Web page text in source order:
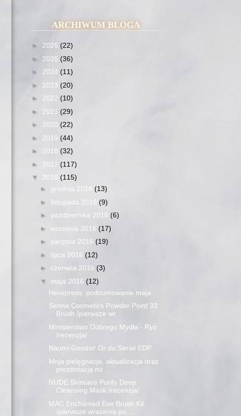
ARCHIWUM BLOGA
► 2026 (22)
► 2025 (36)
► 2024 (11)
► 2023 (20)
► 2022 (10)
► 2021 (29)
► 2020 (22)
► 2019 (44)
► 2018 (32)
► 2017 (117)
▼ 2016 (115)
► grudnia 2016 (13)
► listopada 2016 (9)
► października 2016 (6)
► września 2016 (17)
► sierpnia 2016 (19)
► lipca 2016 (12)
► czerwca 2016 (3)
▼ maja 2016 (12)
Hexxpress, podsumowanie maja
Senna Cosmetics Powder Point 33
Brush /pierwsze wr...
Ministerstwo Dobrego Mydła - Ryż
/recenzja/
Naomi Goodsir Or du Serail EDP
Moja pielęgnacja, aktualizacja oraz
prezentacja no...
NUDE Skincare Purify Deep
Cleansing Mask /recenzja/
MAC Enchanted Eve Brush Kit
/pierwsze wrażenia po ...